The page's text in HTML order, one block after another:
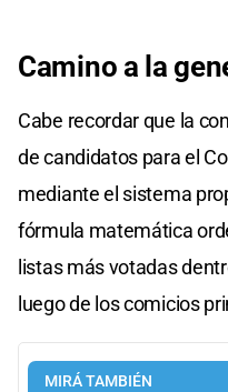
Camino a la
Cabe recordar que la
de candidatos para el
mediante el sistema
fórmula matemática
listas más votadas
luego de los comicios
MIRÁ TAMBIÉN